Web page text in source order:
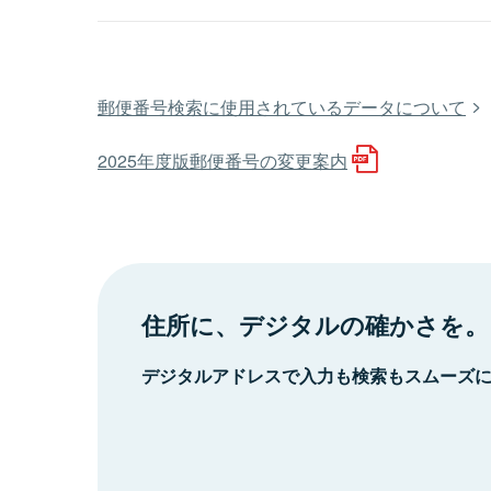
郵便番号検索に使用されているデータについて
2025年度版郵便番号の変更案内
住所に、デジタルの確かさを。
デジタルアドレスで入力も検索もスムーズ